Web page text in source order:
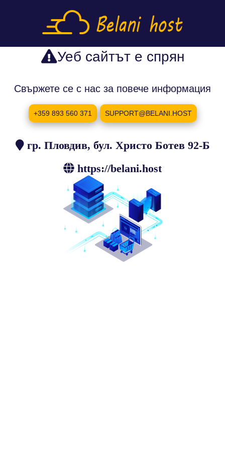
Уеб сайтът е спрян
Свържете се с нас за повече информация
+359 893 560 371 SUPPORT@BELANI.HOST
гр. Пловдив, бул. Христо Ботев 92-Б
https://belani.host